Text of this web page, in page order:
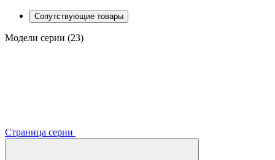
Сопутствующие товары
Модели серии (23)
Страница серии